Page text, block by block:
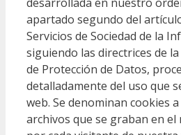
apartado segundo del
Servicios de Sociedad de la
siguiendo las directrices de
de Protección de Datos,
detalladamente del uso que
web. Se denominan cookies
archivos que se graban en